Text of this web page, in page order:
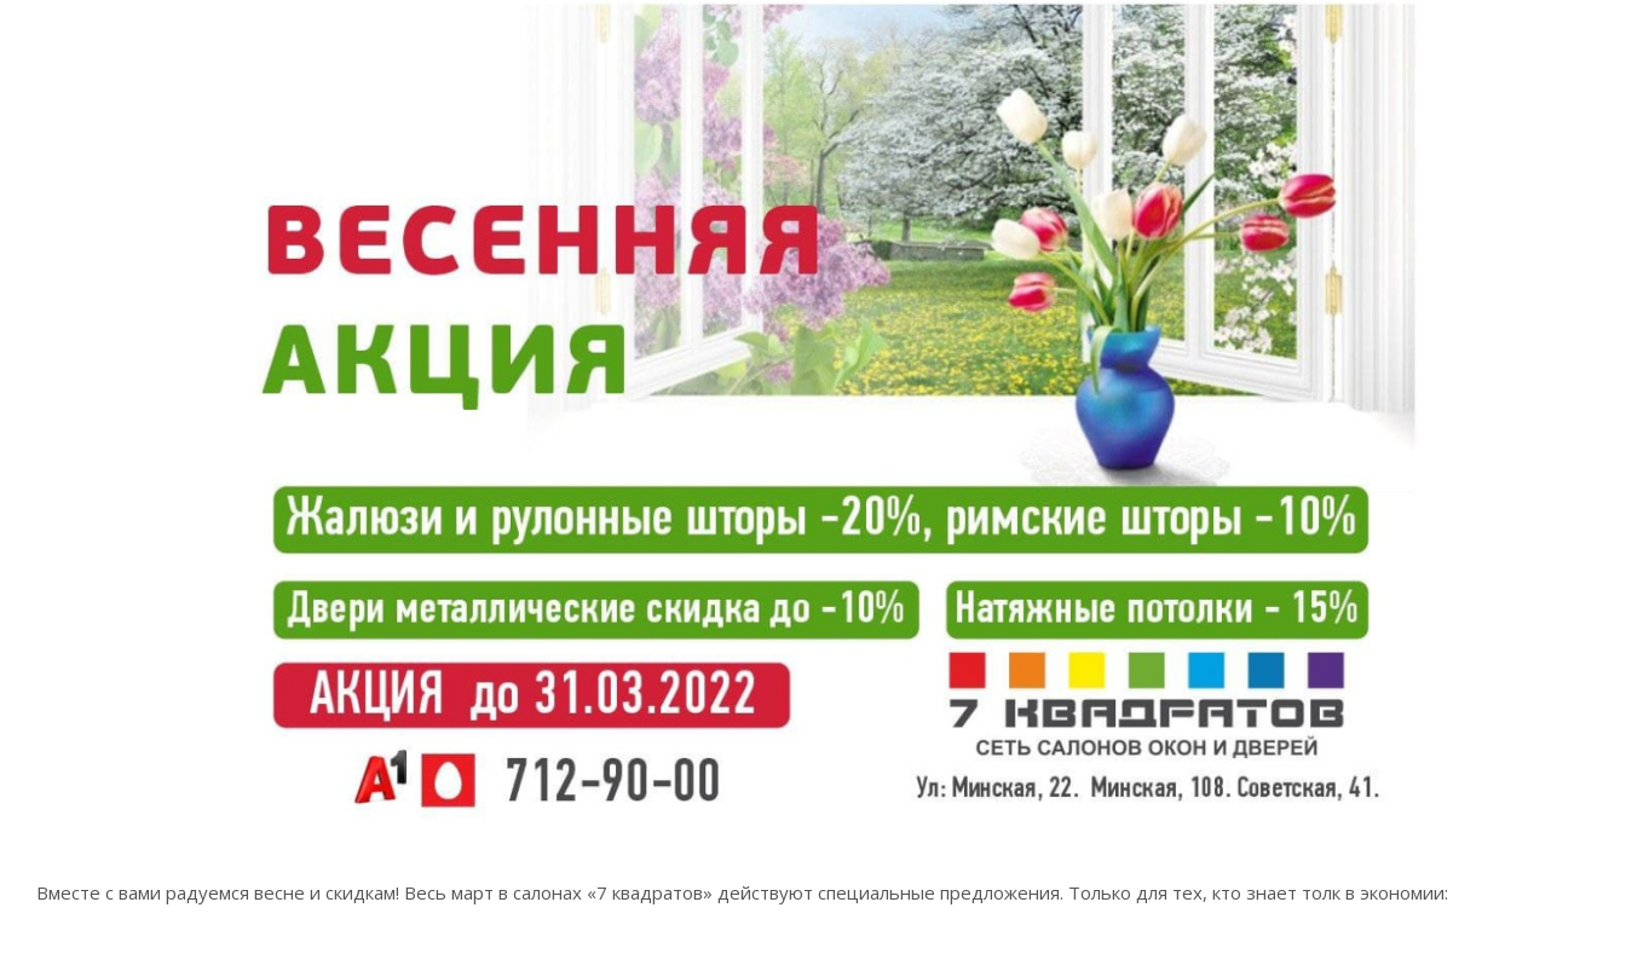
Вместе с вами радуемся весне и скидкам! Весь март в салонах «7 квадратов» действуют специальные предложения. Только для тех, кто знает толк в экономии: